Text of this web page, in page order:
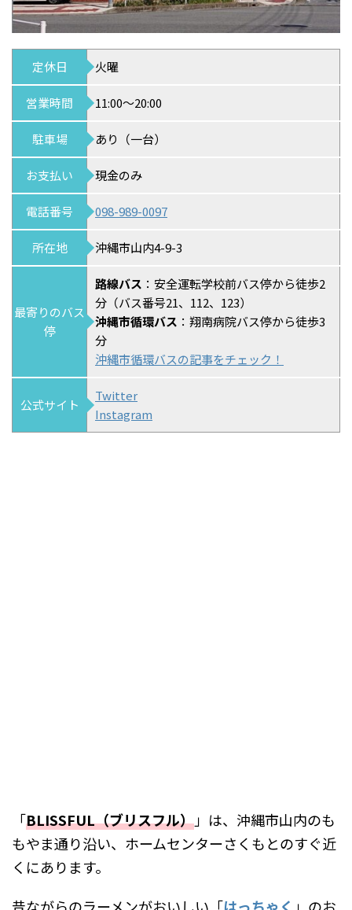
定休日 火曜
営業時間 11:00～20:00
駐車場 あり（一台）
お支払い 現金のみ
電話番号 098-989-0097
所在地 沖縄市山内4-9-3
最寄りのバス
停
路線バス ：安全運転学校前バス停から徒歩2
分（バス番号21、112、123）
沖縄市循環バス ：翔南病院バス停から徒歩3
分
沖縄市循環バスの記事をチェック！
公式サイト
Twitter
Instagram
「BLISSFUL（ブリスフル）」は、沖縄市山内のも
もやま通り沿い、ホームセンターさくもとのすぐ近
くにあります。
昔ながらのラーメンがおいしい「はっちゃく 」のお